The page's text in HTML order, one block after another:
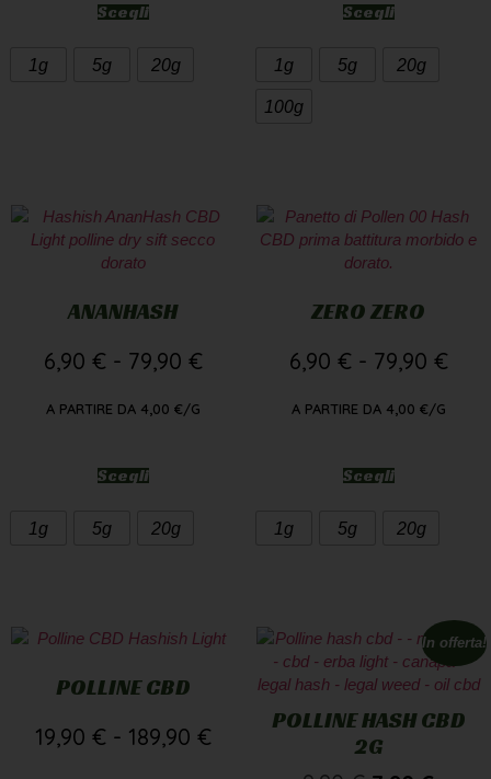
Scegli
1g 5g 20g
Scegli
1g 5g 20g
100g
ANANHASH
6,90 € - 79,90 €
A PARTIRE DA 4,00 €/G
Scegli
1g 5g 20g
ZERO ZERO
6,90 € - 79,90 €
A PARTIRE DA 4,00 €/G
Scegli
1g 5g 20g
POLLINE CBD
19,90 € - 189,90 €
In offerta!
POLLINE HASH CBD
2G